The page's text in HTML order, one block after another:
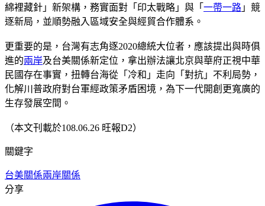
綿裡藏針」新架構，務實面對「印太戰略」與「 一帶一路 」競
逐新局，並順勢融入區域安全與經貿合作體系。
更重要的是，台灣有志角逐2020總統大位者，應該提出與時俱
進的兩岸及台美關係新定位，拿出辦法讓北京與華府正視中華
民國存在事實，扭轉台海從「冷和」走向「對抗」不利局勢，
化解川普政府對台軍經政策矛盾困境，為下一代開創更寬廣的
生存發展空間。
（本文刊載於108.06.26 旺報D2）
關鍵字
台美關係兩岸關係
分享